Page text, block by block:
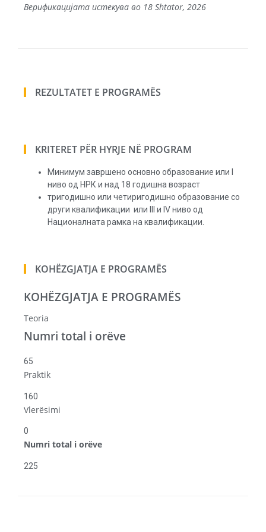
Верификацијата истекува во 18 Shtator, 2026
REZULTATET E PROGRAMËS
KRITERET PËR HYRJE NË PROGRAM
Минимум завршено основно образование или I
ниво од НРК и над 18 годишна возраст
тригодишно или четиригодишно образование со
други квалификации или III и IV ниво од
Националната рамка на квалификации.
KOHËZGJATJA E PROGRAMËS
KOHËZGJATJA E PROGRAMËS
Teoria
Numri total i orëve
65
Praktik
160
Vlerësimi
0
Numri total i orëve
225